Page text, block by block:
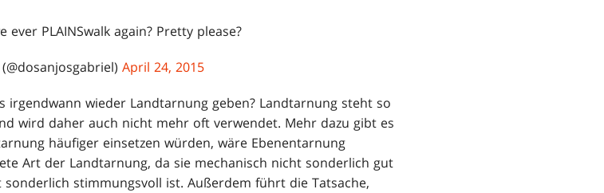
ever PLAINSwalk again? Pretty please?
April 24, 2015
irgendwann wieder Landtarnung geben? Landtarnung steht so
wird daher auch nicht mehr oft verwendet. Mehr dazu gibt es
häufiger einsetzen würden, wäre Ebenentarnung
Art der Landtarnung, da sie mechanisch nicht sonderlich gut
stimmungsvoll ist. Außerdem führt die Tatsache,